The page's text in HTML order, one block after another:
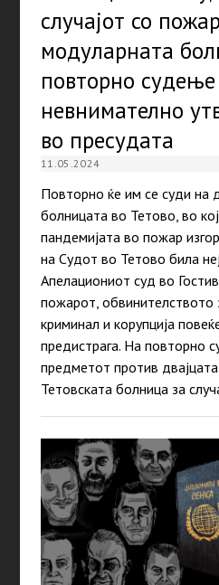
случајот со
модуларната
повторно
невнимателно
во пресудата
11.05.2024
Повторно ќе им се суди на
болницата во Тетово, во
пандемијата во пожар
на Судот во Тетово била
Апелациониот суд во
пожарот, обвинителството
криминал и корупција
предистрага. На повторно
предметот против
Тетовската болница за